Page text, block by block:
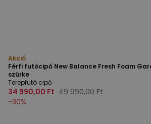
Akció
Férfi futócipő New Balance Fresh Foam
szürke
Terepfutó cipő
34 990,00 Ft 49 990,00 Ft
-30%